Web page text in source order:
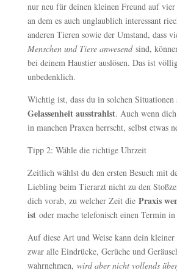
nur neu für deinen kleinen Freund auf
an dem es auch unglaublich interessant
anderen Tieren sowie der Umstand, dass
Menschen und Tiere anwesendsind,
bei deinem Haustier auslösen. Das ist
unbedenklich.
Wichtig ist, dass du in solchen Situationen
Gelassenheit ausstrahlst. Auch wenn
in manchen Praxen herrscht, selbst etwas
Tipp 2: Wähle die richtige Uhrzeit
Zeitlich wählst du den ersten Besuch mit
Liebling beim Tierarzt nicht zu den
dich vorab, zu welcher Zeit die Praxis
istoder mache telefonisch einen Termin in
Auf diese Art und Weise kann dein
zwar alle Eindrücke, Gerüche und
wahrnehmen, wird aber nicht vollends